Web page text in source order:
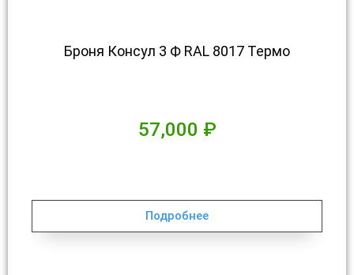
Броня Консул 3 Ф RAL 8017 Термо
57,000 ₽
Подробнее